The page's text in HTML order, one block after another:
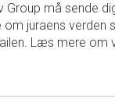
må sende
om juraens
Læs mere om